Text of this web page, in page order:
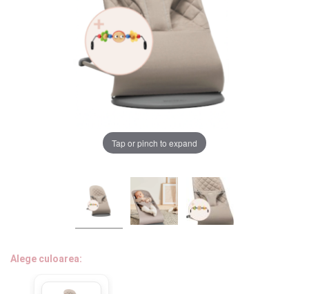
LA PLIMBARE
CAMERA COPILULUI
MARSUPII BEBELUSI
LEAGANE COPII
BALANSOARE COPII
BABY MONITORS
Tap or pinch to expand
Alege culoarea:
Alege culoarea cadrului